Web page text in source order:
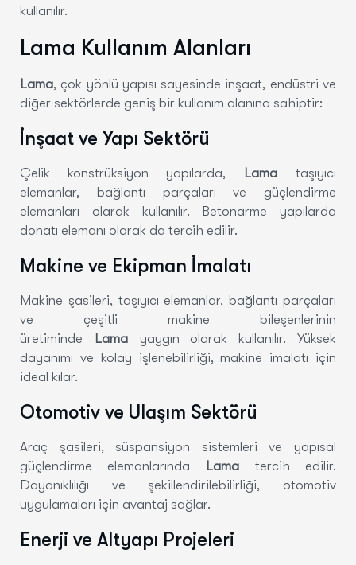
kullanılır.
Lama Kullanım Alanları
Lama, çok yönlü yapısı sayesinde inşaat, endüstri ve
diğer sektörlerde geniş bir kullanım alanına sahiptir:
İnşaat ve Yapı Sektörü
Çelik konstrüksiyon yapılarda, Lama taşıyıcı
elemanlar, bağlantı parçaları ve güçlendirme
elemanları olarak kullanılır. Betonarme yapılarda
donatı elemanı olarak da tercih edilir.
Makine ve Ekipman İmalatı
Makine şasileri, taşıyıcı elemanlar, bağlantı parçaları
ve çeşitli makine bileşenlerinin
üretiminde
Lamayaygın olarak kullanılır. Yüksek
dayanımı ve kolay işlenebilirliği, makine imalatı için
ideal kılar.
Otomotiv ve Ulaşım Sektörü
Araç şasileri, süspansiyon sistemleri ve yapısal
güçlendirme elemanlarında
Lama tercih edilir.
Dayanıklılığı ve şekillendirilebilirliği, otomotiv
uygulamaları için avantaj sağlar.
Enerji ve Altyapı Projeleri